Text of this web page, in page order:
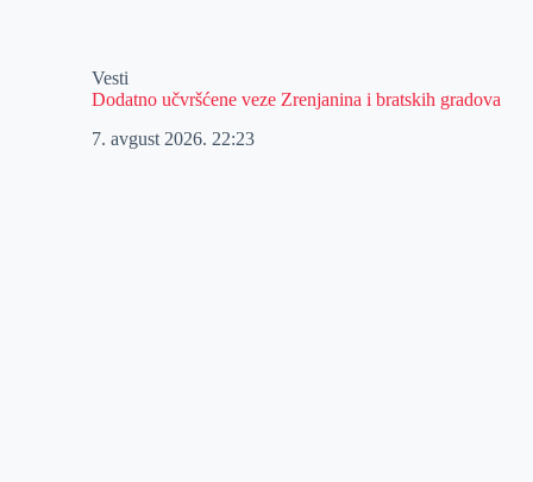
Vesti
Dodatno učvršćene veze Zrenjanina i bratskih gradova
7. avgust 2026. 22:23